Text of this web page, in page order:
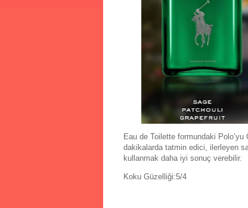
Eau de Toilette formundaki Polo’yu
dakikalarda tatmin edici, ilerleyen
kullanmak daha iyi sonuç verebilir.
Koku Güzelliği:5/4